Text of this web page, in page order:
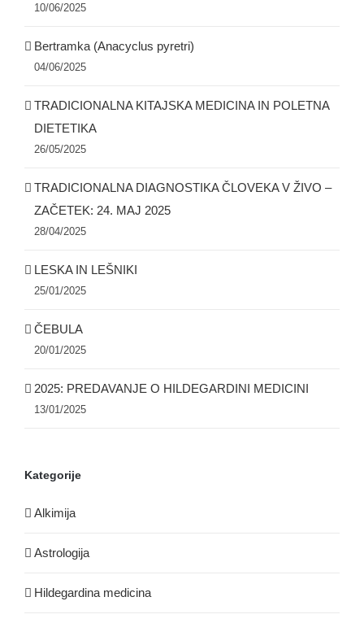
10/06/2025
Bertramka (Anacyclus pyretri)
04/06/2025
TRADICIONALNA KITAJSKA MEDICINA IN POLETNA
DIETETIKA
26/05/2025
TRADICIONALNA DIAGNOSTIKA ČLOVEKA V ŽIVO –
ZAČETEK: 24. MAJ 2025
28/04/2025
LESKA IN LEŠNIKI
25/01/2025
ČEBULA
20/01/2025
2025: PREDAVANJE O HILDEGARDINI MEDICINI
13/01/2025
Kategorije
Alkimija
Astrologija
Hildegardina medicina